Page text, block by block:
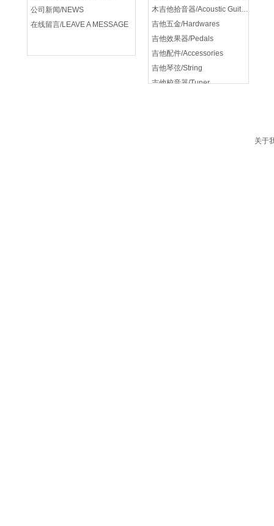
公司新闻/NEWS
在线留言/LEAVE A MESSAGE
木吉他拾音器/Acoustic Guitar Pickup
吉他五金/Hardwares
吉他效果器/Pedals
吉他配件/Accessories
吉他琴弦/String
吉他校音器/Tuner
关于